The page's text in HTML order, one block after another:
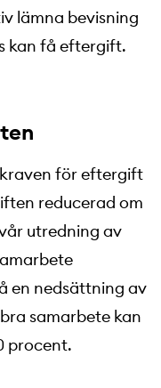
lämna bevisning
kan få eftergift.
för eftergift
reducerad om
utredning av
en nedsättning av
samarbete kan
procent.